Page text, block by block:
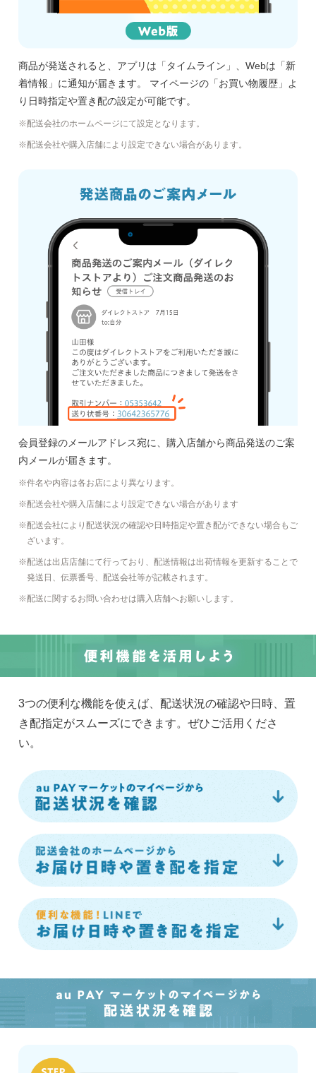
商品が発送されると、アプリは「タイムライン」、Webは「新
着情報」に通知が届きます。 マイページの「お買い物履歴」よ
り日時指定や置き配の設定が可能です。
配送会社のホームページにて設定となります。
配送会社や購入店舗により設定できない場合があります。
会員登録のメールアドレス宛に、購入店舗から商品発送のご案
内メールが届きます。
件名や内容は各お店により異なります。
配送会社や購入店舗により設定できない場合があります
配送会社により配送状況の確認や日時指定や置き配ができない場合もご
ざいます。
配送は出店店舗にて行っており、配送情報は出荷情報を更新することで
発送日、伝票番号、配送会社等が記載されます。
配送に関するお問い合わせは購入店舗へお願いします。
3つの便利な機能を使えば、配送状況の確認や日時、置
き配指定がスムーズにできます。ぜひご活用くださ
い。